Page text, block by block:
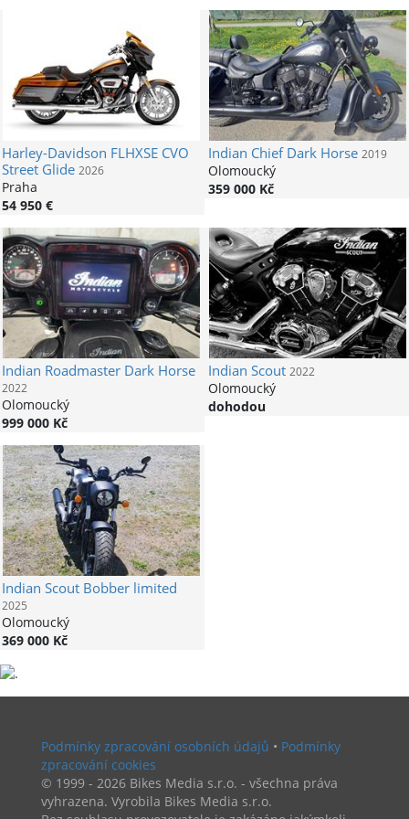
Harley-Davidson FLHXSE CVO
Street Glide 2026
Praha
54 950 €
Indian Chief Dark Horse 2019
Olomoucký
359 000 Kč
Indian Roadmaster Dark Horse
2022
Olomoucký
999 000 Kč
Indian Scout 2022
Olomoucký
dohodou
Indian Scout Bobber limited
2025
Olomoucký
369 000 Kč
Podmínky zpracování osobních údajů • Podmínky
zpracování cookies
© 1999 - 2026 Bikes Media s.r.o. - všechna práva
vyhrazena. Vyrobila Bikes Media s.r.o.